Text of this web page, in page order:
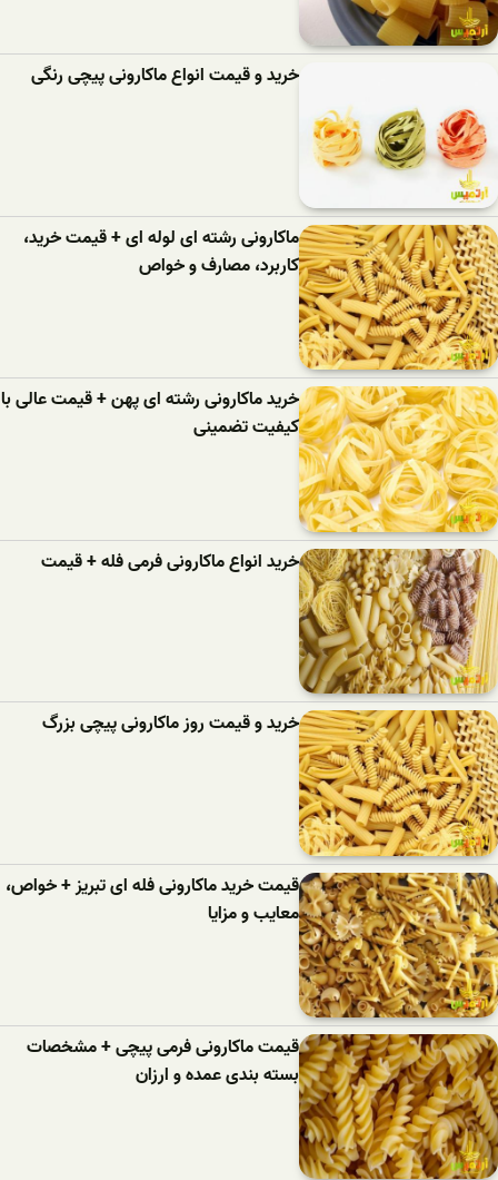
خرید و قیمت انواع ماکارونی پیچی رنگی
ماکارونی رشته ای لوله ای + قیمت خرید،
کاربرد، مصارف و خواص
خرید ماکارونی رشته ای پهن + قیمت عالی با
کیفیت تضمینی
خرید انواع ماکارونی فرمی فله + قیمت
خرید و قیمت روز ماکارونی پیچی بزرگ
قیمت خرید ماکارونی فله ای تبریز + خواص،
معایب و مزایا
قیمت ماکارونی فرمی پیچی + مشخصات
بسته بندی عمده و ارزان